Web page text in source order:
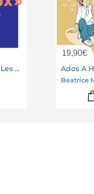
Comment Gerer Les Gens "normaux"... Quand On Est Hpi
19,90€
Beatrice